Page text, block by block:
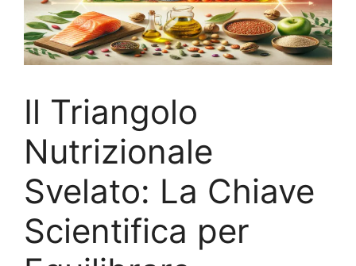
Il Triangolo
Nutrizionale
Svelato: La Chiave
Scientifica per